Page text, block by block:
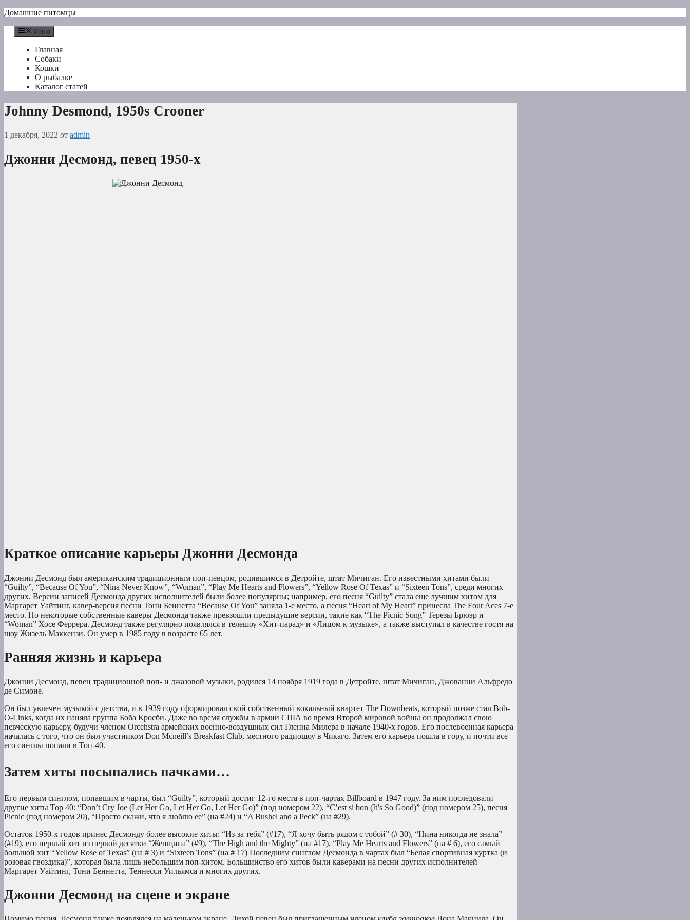
Перейти
содержимому
Домашние питомцы
Меню
Главная
Собаки
Кошки
О рыбалке
Каталог статей
Johnny Desmond, 1950s Crooner
1 декабря, 2022 от admin
Джонни Десмонд, певец 1950-х
Краткое описание карьеры Джонни Десмонда
Джонни Десмонд был американским традиционным поп-певцом, родившимся в Детройте, штат Мичиган. Его известными хитами были
“Guilty”, “Because Of You”, “Nina Never Know”, “Woman”, “Play Me Hearts and Flowers”, “Yellow Rose Of Texas” и “Sixteen Tons”, среди многих
других. Версии записей Десмонда других исполнителей были более популярны; например, его песня “Guilty” стала еще лучшим хитом для
Маргарет Уайтинг, кавер-версия песни Тони Беннетта “Because Of You” заняла 1-е место, а песня “Heart of My Heart” принесла The Four Aces 7-е
место. Но некоторые собственные каверы Десмонда также превзошли предыдущие версии, такие как “The Picnic Song” Терезы Брюэр и
“Woman” Хосе Феррера. Десмонд также регулярно появлялся в телешоу «Хит-парад» и «Лицом к музыке», а также выступал в качестве гостя на
шоу Жизель Маккензи. Он умер в 1985 году в возрасте 65 лет.
Ранняя жизнь и карьера
Джонни Десмонд, певец традиционной поп- и джазовой музыки, родился 14 ноября 1919 года в Детройте, штат Мичиган, Джованни Альфредо
де Симоне.
Он был увлечен музыкой с детства, и в 1939 году сформировал свой собственный вокальный квартет The Downbeats, который позже стал Bob-
O-Links, когда их наняла группа Боба Кросби. Даже во время службы в армии США во время Второй мировой войны он продолжал свою
певческую карьеру, будучи членом Orcehstra армейских военно-воздушных сил Гленна Милера в начале 1940-х годов. Его послевоенная карьера
началась с того, что он был участником Don Mcneill’s Breakfast Club, местного радиошоу в Чикаго. Затем его карьера пошла в гору, и почти все
его синглы попали в Топ-40.
Затем хиты посыпались пачками…
Его первым синглом, попавшим в чарты, был “Guilty”, который достиг 12-го места в поп-чартах Billboard в 1947 году. За ним последовали
другие хиты Top 40: “Don’t Cry Joe (Let Her Go, Let Her Go, Let Her Go)” (под номером 22), “C’est si bon (It’s So Good)” (под номером 25), песня
Picnic (под номером 20), “Просто скажи, что я люблю ее” (на #24) и “A Bushel and a Peck” (на #29).
Остаток 1950-х годов принес Десмонду более высокие хиты: “Из-за тебя” (#17), “Я хочу быть рядом с тобой” (# 30), “Нина никогда не знала”
(#19), его первый хит из первой десятки “Женщина” (#9), “The High and the Mighty” (на #17), “Play Me Hearts and Flowers” (на # 6), его самый
большой хит “Yellow Rose of Texas” (на # 3) и “Sixteen Tons” (на # 17) Последним синглом Десмонда в чартах был “Белая спортивная куртка (и
розовая гвоздика)”, которая была лишь небольшим поп-хитом. Большинство его хитов были каверами на песни других исполнителей —
Маргарет Уайтинг, Тони Беннетта, Теннесси Уильямса и многих других.
Джонни Десмонд на сцене и экране